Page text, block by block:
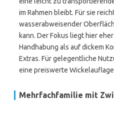
im Rahmen bleibt. Für sie
wasserabweisender
kann. Der Fokus liegt hier
Handhabung als auf dickem
Extras. Für gelegentliche
eine preiswerte
Mehrfachfamilie mit